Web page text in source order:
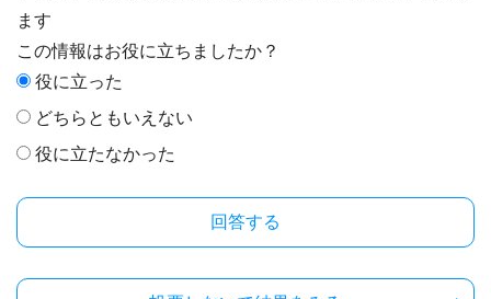
ます
この情報はお役に立ちましたか？
役に立った
どちらともいえない
役に立たなかった